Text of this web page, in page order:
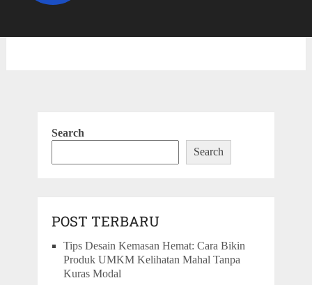
Search
Search
POST TERBARU
Tips Desain Kemasan Hemat: Cara Bikin
Produk UMKM Kelihatan Mahal Tanpa
Kuras Modal